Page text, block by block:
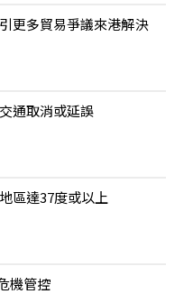
更多貿易爭議來港解決
通取消或延誤
區達37度或以上
機管控